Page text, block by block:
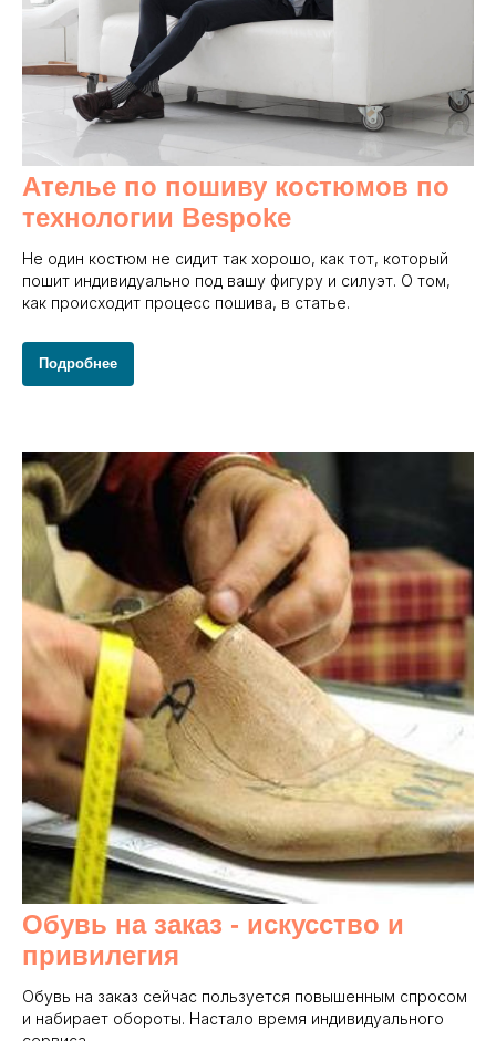
Ателье по пошиву костюмов по
технологии Bespoke
Не один костюм не сидит так хорошо, как тот, который
пошит индивидуально под вашу фигуру и силуэт. О том,
как происходит процесс пошива, в статье.
Подробнее
Обувь на заказ - искусство и
привилегия
Обувь на заказ сейчас пользуется повышенным спросом
и набирает обороты. Настало время индивидуального